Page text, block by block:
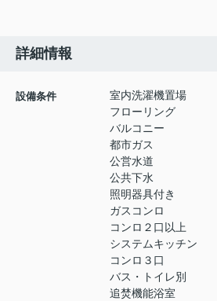
詳細情報
設備条件
室内洗濯機置場
フローリング
バルコニー
都市ガス
公営水道
公共下水
照明器具付き
ガスコンロ
コンロ２口以上
システムキッチン
コンロ３口
バス・トイレ別
追焚機能浴室